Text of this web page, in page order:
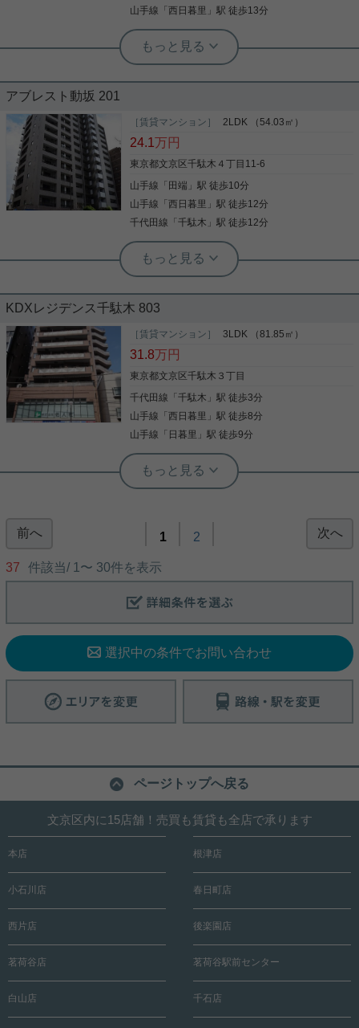
山手線 「西日暮里 」駅 徒歩13分
実用春日ホーム 茗荷谷店 上村啓士
【千駄木小学区】【文林中学校学区】
の間取りならば大人数のファミリーでも安心ですね♪
ご内覧可能です。 お気軽にお問合せください！ ■実
用春日ホーム株式会社 茗荷谷店 ■TEL:03-6902-
5021
写真(9)
詳細を見る
アブレスト動坂 201
［賃貸マンション］ 2LDK （54.03㎡）
24.1万円
東京都文京区千駄木４丁目11-6
山手線 「 田端 」駅 徒歩10分
山手線 「西日暮里 」駅 徒歩12分
千代田線 「千駄木 」駅 徒歩12分
実用春日ホーム 茗荷谷店 堀田枝里
3方角部屋、2LDK☆オートックあり！
す！ 3方角部屋で、3面に窓あり☆ 各洋室がリビン
グから独立しており、 使い勝手の良い間取りです！
洋室にある収納はウォークインクローゼット！ お荷
物が多い方にも重宝します！ マンションエントラン
くださいませ！ ★お電話でのご相談もお気軽にどう
ぞ★ 実用春日ホーム株式会社 茗荷谷店 TEL：03-
6902-5021
写真(9)
KDXレジデンス千駄木 803
［賃貸マンション］ 3LDK （81.85㎡）
31.8万円
東京都文京区千駄木３丁目
千代田線 「千駄木 」駅 徒歩3分
山手線 「西日暮里 」駅 徒歩8分
山手線 「 日暮里 」駅 徒歩9分
実用春日ホーム 小石川店 スタッフ大久
千駄木小学区の3ＬＤＫ！ 東向きの角
81㎡越えの3LDK！ 千駄木小学区のファミリータイ
す！ 床暖房、3口ガスのシステムキッチンなど設備
も整っております。 千駄木駅まで徒歩３分の駅近の
も出来る好立地です。 通勤に通学がしやすいエリア
前へ 1 2 次へ
37 件該当/ 1 〜 30件を表示
選択中の条件でお問い合わせ
ページトップへ戻る
文京区内に15店舗！売買も賃貸も全店で承ります
本店 根津店
小石川店 春日町店
西片店 後楽園店
茗荷谷店 茗荷谷駅前センター
白山店 千石店